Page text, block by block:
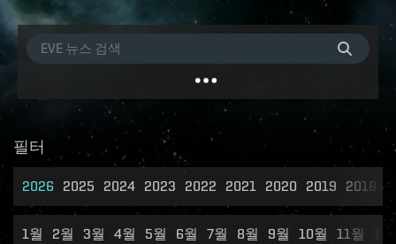
필터
2026 2025 2024 2023 2022 2021 2020 2019 2018
1월 2월 3월 4월 5월 6월 7월 8월 9월 10월 11월 12